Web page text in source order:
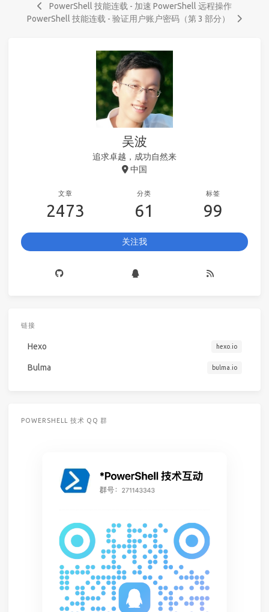
PowerShell 技能连载 - 加速 PowerShell 远程操作
PowerShell 技能连载 - 验证用户账户密码（第 3 部分）
吴波
追求卓越，成功自然来
中国
文章
2473
分类
61
标签
99
关注我
链接
Hexo hexo.io
Bulma bulma.io
POWERSHELL 技术 QQ 群